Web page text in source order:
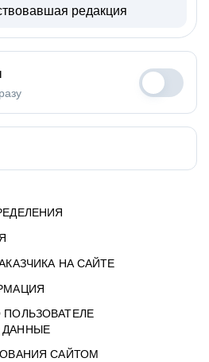
НА САЙТЕ
САЙТОМ
редакция